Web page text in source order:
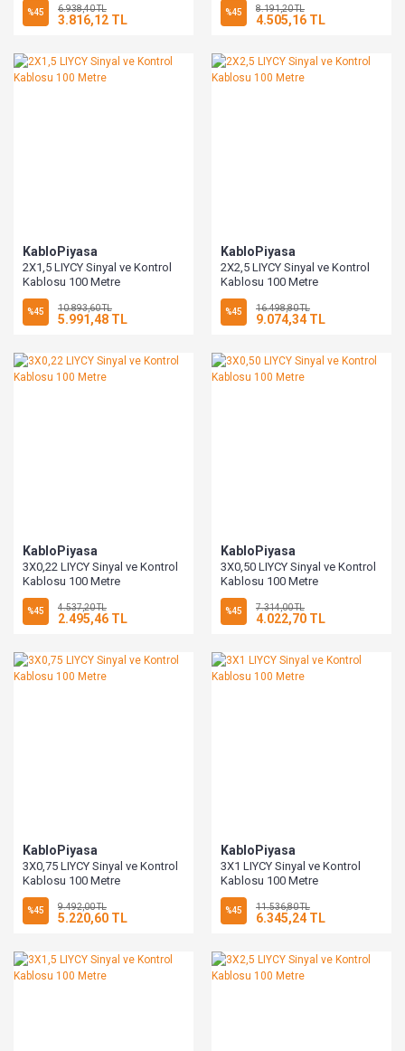
%45 6.938,40 TL
3.816,12 TL %45 8.191,20 TL
4.505,16 TL
KabloPiyasa
2X1,5 LIYCY Sinyal ve Kontrol
Kablosu 100 Metre
%45 10.893,60 TL
5.991,48 TL
KabloPiyasa
2X2,5 LIYCY Sinyal ve Kontrol
Kablosu 100 Metre
%45 16.498,80 TL
9.074,34 TL
KabloPiyasa
3X0,22 LIYCY Sinyal ve Kontrol
Kablosu 100 Metre
%45 4.537,20 TL
2.495,46 TL
KabloPiyasa
3X0,50 LIYCY Sinyal ve Kontrol
Kablosu 100 Metre
%45 7.314,00 TL
4.022,70 TL
KabloPiyasa
3X0,75 LIYCY Sinyal ve Kontrol
Kablosu 100 Metre
%45 9.492,00 TL
5.220,60 TL
KabloPiyasa
3X1 LIYCY Sinyal ve Kontrol
Kablosu 100 Metre
%45 11.536,80 TL
6.345,24 TL